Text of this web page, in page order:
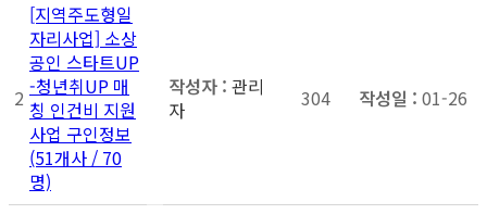
2
[지역주도형일
자리사업] 소상
공인 스타트UP
-청년취UP 매
칭 인건비 지원
사업 구인정보
(51개사 / 70
명)
관리
자
304 01-26